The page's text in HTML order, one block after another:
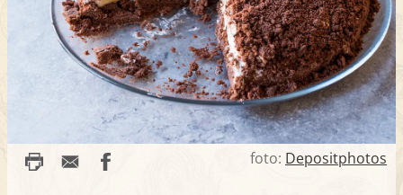
foto: Depositphotos